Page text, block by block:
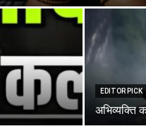
EDITOR PICK
अभिव्यक्ति